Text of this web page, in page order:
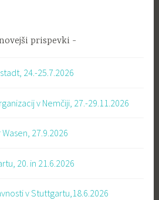
prispevki
24.-25.7.2026
v Nemčiji, 27.-29.11.2026
27.9.2026
20. in 21.6.2026
v Stuttgartu,18.6.2026